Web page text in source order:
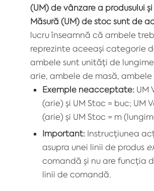
(UM) de vânzare a produsului
Măsură (UM) de stoc sunt de
lucru înseamnă că ambele
reprezinte aceeași categorie
ambele sunt unități de
arie, ambele de masă,
Exemple neacceptate: UM
(arie) și UM Stoc = buc; UM
(arie) și UM Stoc = m
Important: Instrucțiunea
asupra unei linii de produs
comandă și nu are funcția
linii de comandă.